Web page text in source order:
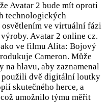
Avatar 2 bude mít oproti
technologických
osvětlením ve virtuální fázi
Avatar 2 online cz.
ve filmu Alita: Bojový
Cameron. Může
na hlavu, aby zaznamenal
použili dvě digitální loutky
skutečného herce, a
umožnilo týmu měřit